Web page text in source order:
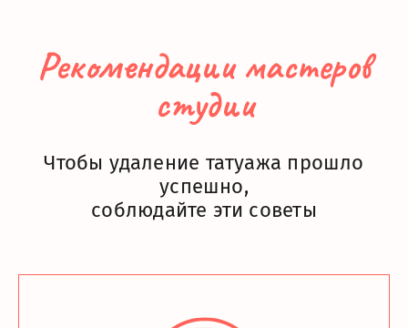
Рекомендации мастеров
студии
Чтобы удаление татуажа прошло
успешно,
соблюдайте эти советы